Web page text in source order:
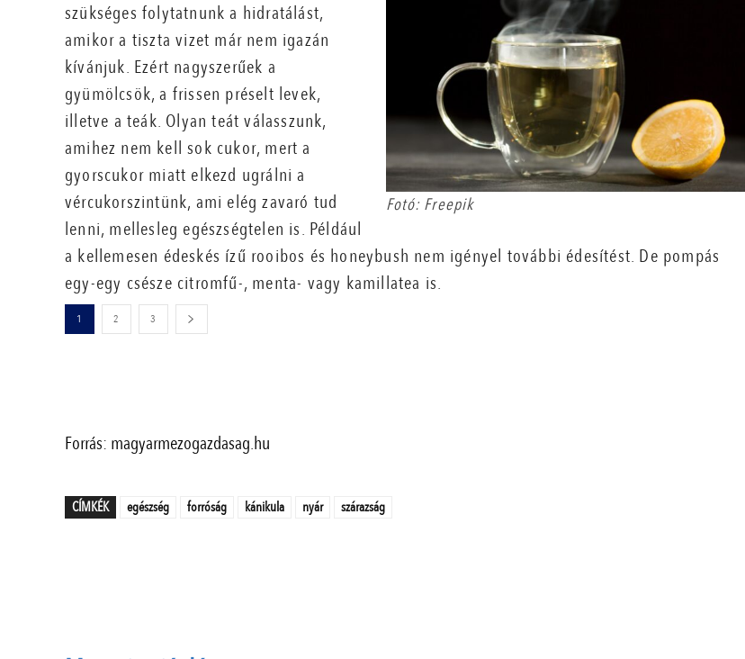
Fotó: Freepik
szükséges folytatnunk a hidratálást,
amikor a tiszta vizet már nem igazán
kívánjuk. Ezért nagyszerűek a
gyümölcsök, a frissen préselt levek,
illetve a teák. Olyan teát válasszunk,
amihez nem kell sok cukor, mert a
gyorscukor miatt elkezd ugrálni a
vércukorszintünk, ami elég zavaró tud
lenni, mellesleg egészségtelen is. Például
a kellemesen édeskés ízű rooibos és honeybush nem igényel további édesítést. De pompás
egy-egy csésze citromfű-, menta- vagy kamillatea is.
1 2 3
Forrás: magyarmezogazdasag.hu
CÍMKÉK egészség forróság kánikula nyár szárazság